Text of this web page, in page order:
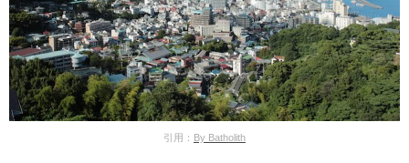
引用： By Batholith